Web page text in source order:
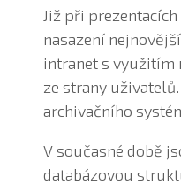
Již při
nasazení
intranet s využitím
ze strany
archivačního
V současné době
databázovou